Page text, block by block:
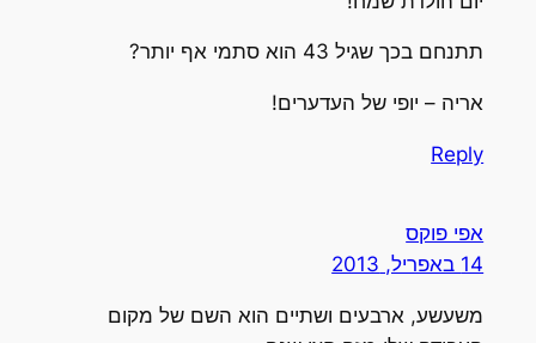
תתנחם בכך שגיל 43 הוא סתמי אף יותר?
אריה – יופי של העדערים!
Reply
אפי פוקס
14 באפריל, 2013
משעשע, ארבעים ושתיים הוא השם של מקום